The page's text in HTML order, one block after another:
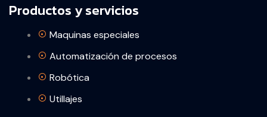
Productos y servicios
Maquinas especiales
Automatización de procesos
Robótica
Utillajes